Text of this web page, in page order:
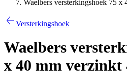
Waelbers versterkingshoek 75 x
Versterkingshoek
Waelbers
x 40 mm verzinkt